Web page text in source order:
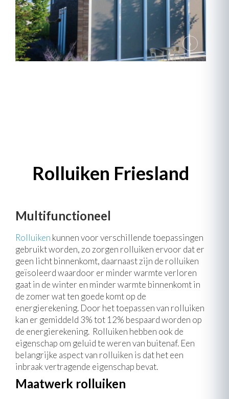
Rolluiken Friesland
Multifunctioneel
Rolluiken kunnen voor verschillende toepassingen
gebruikt worden, zo zorgen rolluiken ervoor dat er
geen licht binnenkomt, daarnaast zijn de rolluiken
geïsoleerd waardoor er minder warmte verloren
gaat in de winter en minder warmte binnenkomt in
de zomer wat ten goede komt op de
energierekening. Door het toepassen van rolluiken
kan er gemiddeld 3% tot 12% bespaard worden op
de energierekening. Rolluiken hebben ook de
eigenschap om geluid te weren van buitenaf. Een
belangrijke aspect van rolluiken is dat het een
inbraak vertragende eigenschap bevat.
Maatwerk rolluiken